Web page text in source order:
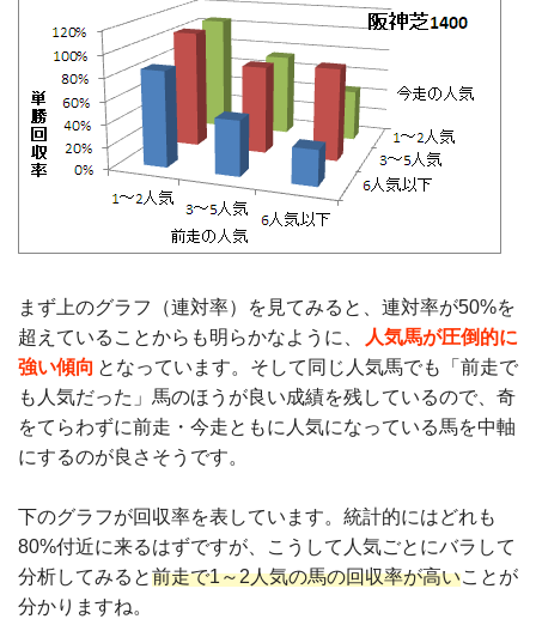
まず上のグラフ（連対率）を見てみると、連対率が50%を
超えていることからも明らかなように、
人気馬が圧倒的に
強い傾向 となっています。そして同じ人気馬でも「前走で
も人気だった」馬のほうが良い成績を残しているので、奇
をてらわずに前走・今走ともに人気になっている馬を中軸
にするのが良さそうです。
下のグラフが回収率を表しています。統計的にはどれも
80%付近に来るはずですが、こうして人気ごとにバラして
分析してみると前走で1～2人気の馬の回収率が高いことが
分かりますね。